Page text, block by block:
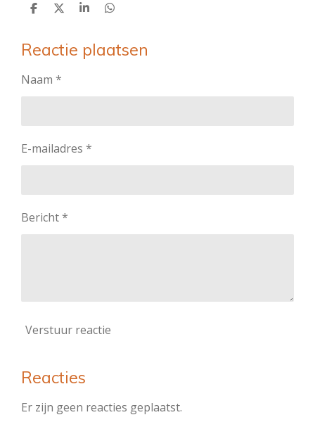
D
e
n
D
l
S
r
e
D
e
n
Reactie plaatsen
Naam *
E-mailadres *
Bericht *
Verstuur reactie
Reacties
Er zijn geen reacties geplaatst.